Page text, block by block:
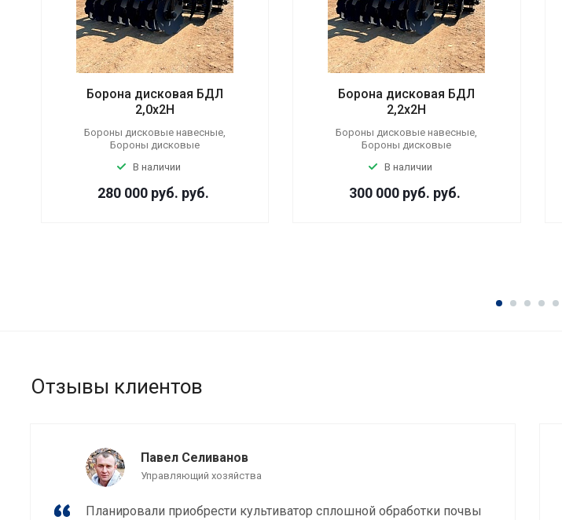
Борона дисковая БДЛ
2,0x2Н
Бороны дисковые навесные,
Бороны дисковые
В наличии
280 000 руб. руб.
Борона дисковая БДЛ
2,2x2Н
Бороны дисковые навесные,
Бороны дисковые
В наличии
300 000 руб. руб.
Отзывы клиентов
Павел Селиванов
Управляющий хозяйства
Планировали приобрести культиватор сплошной обработки почвы